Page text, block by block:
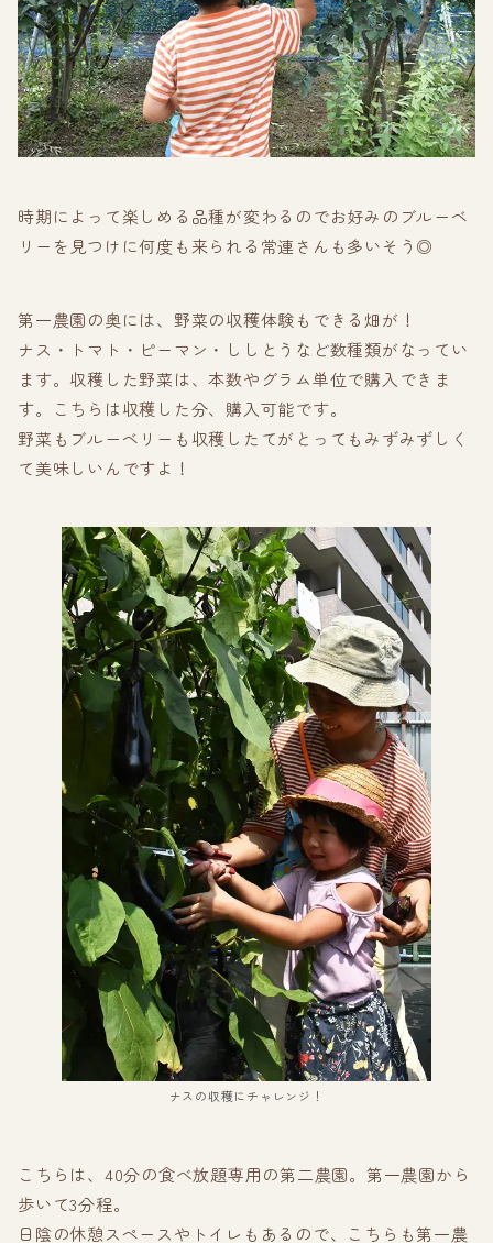
時期によって楽しめる品種が変わるのでお好みのブルーベ
リーを見つけに何度も来られる常連さんも多いそう◎
第一農園の奥には、野菜の収穫体験もできる畑が！
ナス・トマト・ピーマン・ししとうなど数種類がなってい
ます。収穫した野菜は、本数やグラム単位で購入できま
す。こちらは収穫した分、購入可能です。
野菜もブルーベリーも収穫したてがとってもみずみずしく
て美味しいんですよ！
ナスの収穫にチャレンジ！
こちらは、40分の食べ放題専用の第二農園。第一農園から
歩いて3分程。
日陰の休憩スペースやトイレもあるので、こちらも第一農